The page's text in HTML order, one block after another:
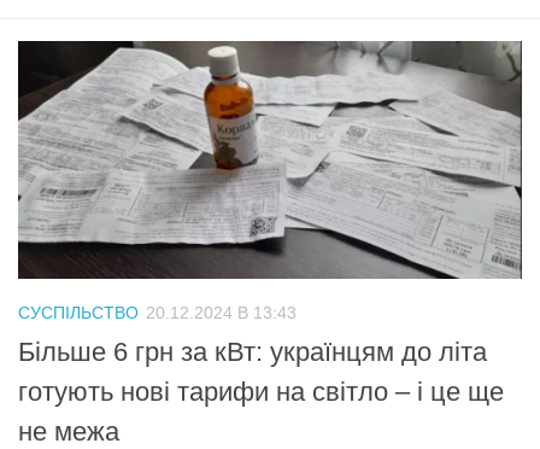
Дніпро
Львів
Івано-Франківськ
Харків
Донбас
Схід
Прикарпаття
Економіка
Політика
СУСПІЛЬСТВО 20.12.2024 В 13:43
Більше 6 грн за кВт: українцям до літа
готують нові тарифи на світло – і це ще
не межа